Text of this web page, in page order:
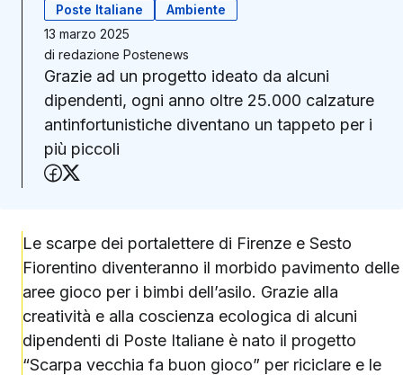
Poste Italiane
Ambiente
13 marzo 2025
di redazione Postenews
Grazie ad un progetto ideato da alcuni
dipendenti, ogni anno oltre 25.000 calzature
antinfortunistiche diventano un tappeto per i
più piccoli
Condividi su Facebook
Le scarpe dei portalettere di Firenze e Sesto
Fiorentino diventeranno il morbido pavimento delle
aree gioco per i bimbi dell’asilo. Grazie alla
creatività e alla coscienza ecologica di alcuni
dipendenti di Poste Italiane è nato il progetto
“Scarpa vecchia fa buon gioco” per riciclare e le